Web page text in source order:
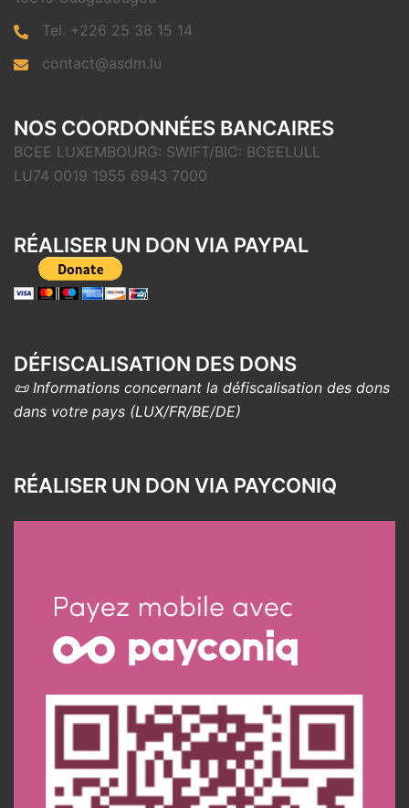
Tel. +226 25 38 15 14
contact@asdm.lu
NOS COORDONNÉES BANCAIRES
BCEE LUXEMBOURG: SWIFT/BIC: BCEELULL
LU74 0019 1955 6943 7000
RÉALISER UN DON VIA PAYPAL
DÉFISCALISATION DES DONS
📜 Informations concernant la défiscalisation des dons
dans votre pays (LUX/FR/BE/DE)
RÉALISER UN DON VIA PAYCONIQ